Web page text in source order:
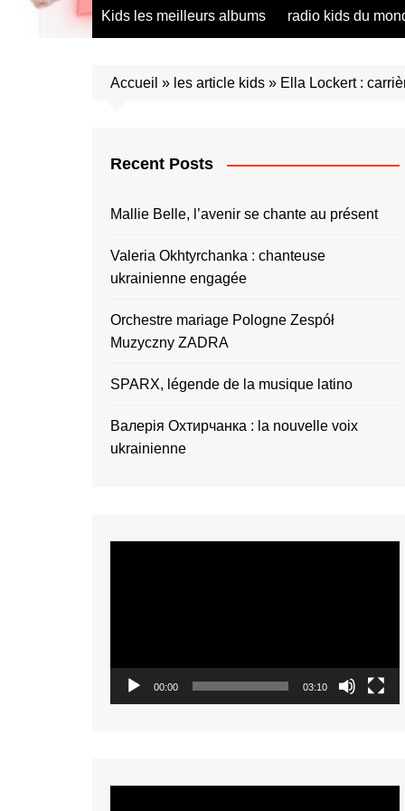
radio saumur Maine et Loire
présentation de
talents – English
présentation de
présentation de
talents –
présentation de
talents –
présentation de
présentation de
présentation de
talents – Español
présentation de
talents –
présentation de
présentation de
talents – Polski
présentation de
Kids les meilleurs albums radio kids du
Accueil » les article kids » Ella Lockert :
Recent Posts
Mallie Belle, l’avenir se chante au présent
Valeria Okhtyrchanka : chanteuse
ukrainienne engagée
Orchestre mariage Pologne Zespół
Muzyczny ZADRA
SPARX, légende de la musique latino
Валерія Охтирчанка : la nouvelle voix
ukrainienne
00:00 03:10